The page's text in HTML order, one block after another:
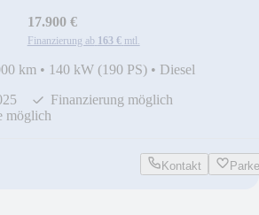
17.900 €
Finanzierung ab 163 € mtl.
km • 140 kW (190 PS) • Diesel
Finanzierung möglich
möglich
Kontakt